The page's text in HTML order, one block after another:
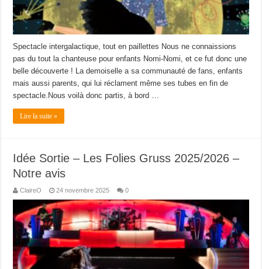
Spectacle intergalactique, tout en paillettes Nous ne connaissions
pas du tout la chanteuse pour enfants Nomi-Nomi, et ce fut donc une
belle découverte ! La demoiselle a sa communauté de fans, enfants
mais aussi parents, qui lui réclament même ses tubes en fin de
spectacle.Nous voilà donc partis, à bord …
Lire la suite »
Idée Sortie – Les Folies Gruss 2025/2026 –
Notre avis
ClaireO 24 novembre 2025 0